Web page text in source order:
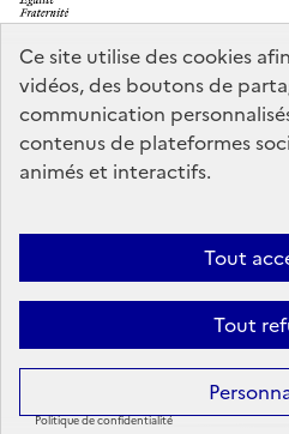
Ce site utilise des cookies
vidéos, des boutons de
communication
contenus de plateformes
animés et interactifs.
Tout
Tout
Politique de confidentialité
legifrance.gouv.fr
service-public.gouv.fr
Mentions légales
conforme
Politique d’utilisation
Sauf mention contraire, tous les